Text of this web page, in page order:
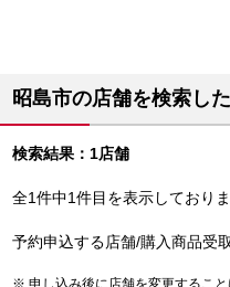
昭島市の店舗を検索し
検索結果：1店舗
全1件中1件目を表示しており
予約申込する店舗/購入商品受
申し込み後に店舗を変更すること